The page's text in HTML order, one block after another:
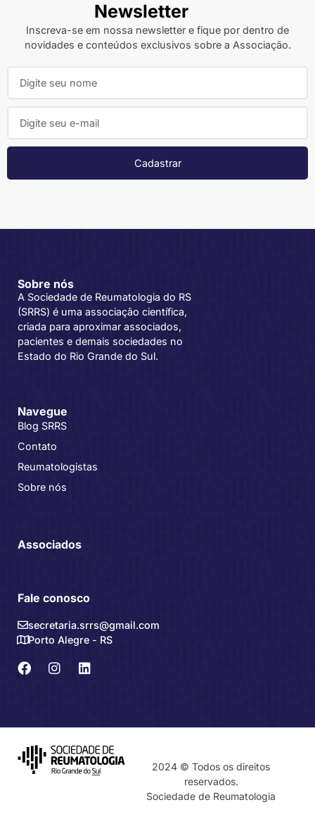
Newsletter
Inscreva-se em nossa newsletter e fique por dentro de
novidades e conteúdos exclusivos sobre a Associação.
Cadastrar
Sobre nós
A Sociedade de Reumatologia do RS
(SRRS) é uma associação científica,
criada para aproximar associados,
pacientes e demais sociedades no
Estado do Rio Grande do Sul.
Navegue
Blog SRRS
Contato
Reumatologistas
Sobre nós
Associados
Fale conosco
secretaria.srrs@gmail.com
Porto Alegre - RS
2024 © Todos os direitos
reservados.
Sociedade de Reumatologia